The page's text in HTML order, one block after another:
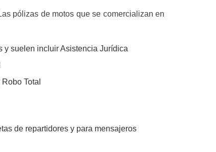
pólizas de motos que se comercializan en
y suelen incluir Asistencia Jurídica
Total
de repartidores y para mensajeros